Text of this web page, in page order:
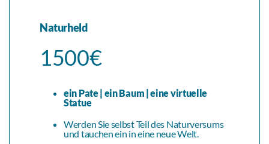
Naturheld
1500€
ein Pate | ein Baum | eine virtuelle
Statue
Werden Sie selbst Teil des Naturversums
und tauchen ein in eine neue Welt.